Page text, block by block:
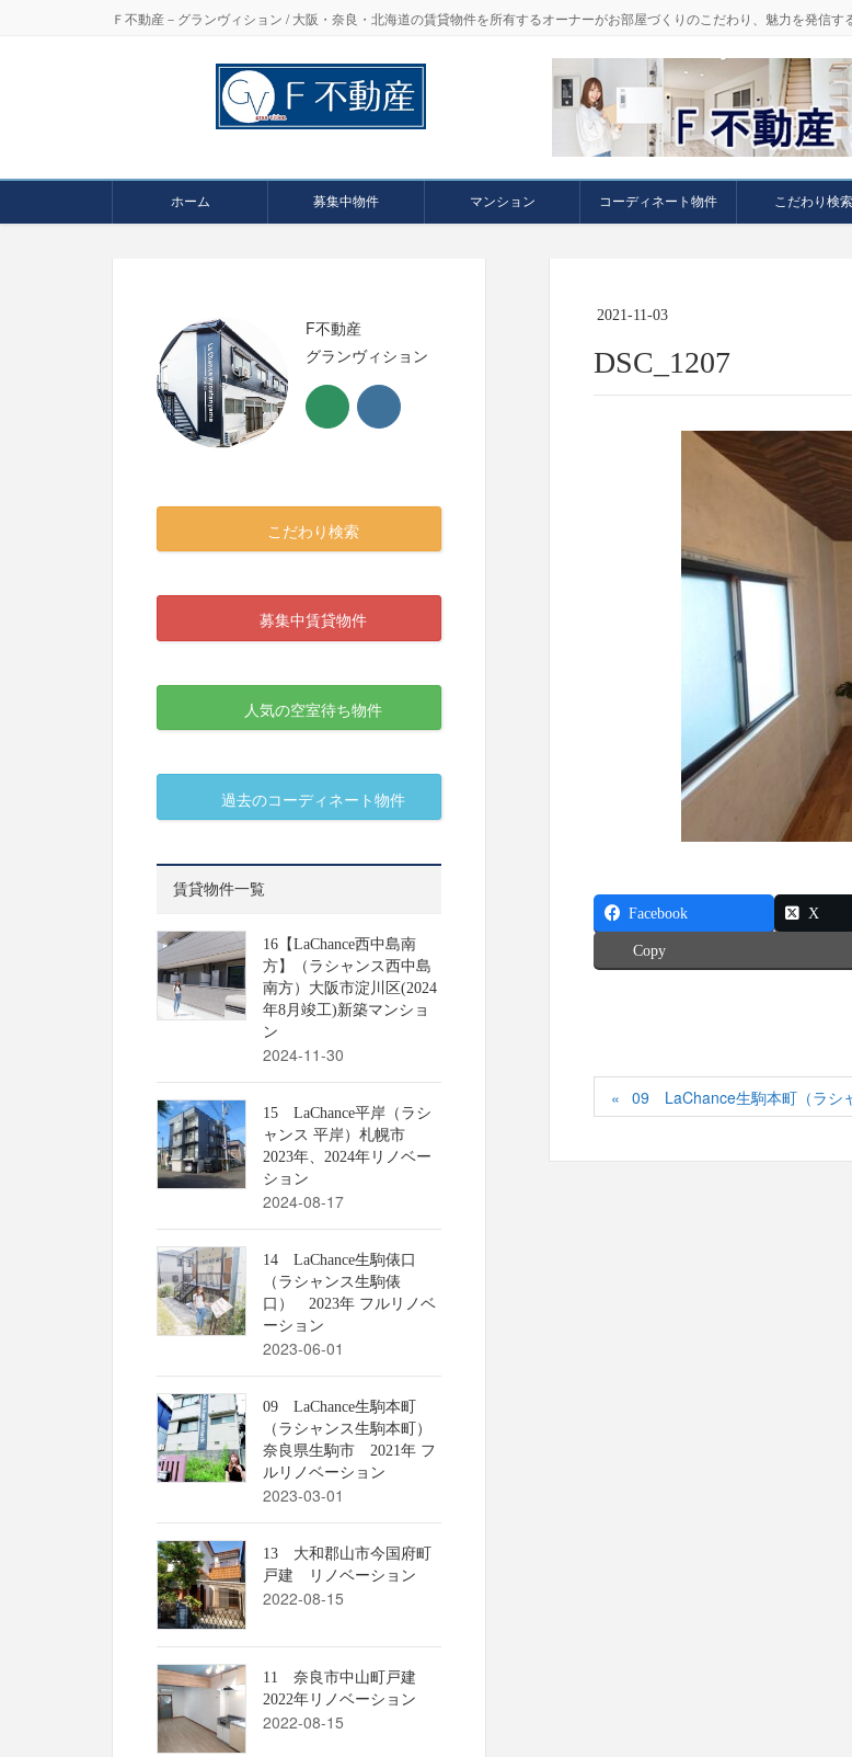
Ｆ不動産－グランヴィション / 大阪・奈良・北海道の賃貸物件を所有するオーナーがお部屋づくりのこだわり、魅力を発信す
ホーム 募集中物件 マンション コーディネート物件 こだわり検索
2021-11-03
DSC_1207
Facebook X
Copy
09 LaChance生駒本町（ラシ
F不動産
グランヴィション
こだわり検索
募集中賃貸物件
人気の空室待ち物件
過去のコーディネート物件
賃貸物件一覧
16【LaChance西中島南
方】（ラシャンス西中島
南方）大阪市淀川区(2024
年8月竣工)新築マンショ
ン
2024-11-30
15 LaChance平岸（ラシ
ャンス 平岸）札幌市
2023年、2024年リノベー
ション
2024-08-17
14 LaChance生駒俵口
（ラシャンス生駒俵
口） 2023年 フルリノベ
ーション
2023-06-01
09 LaChance生駒本町
（ラシャンス生駒本町）
奈良県生駒市 2021年 フ
ルリノベーション
2023-03-01
13 大和郡山市今国府町
戸建 リノベーション
2022-08-15
11 奈良市中山町戸建
2022年リノベーション
2022-08-15